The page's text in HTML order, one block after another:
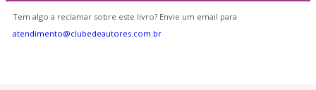
Tem algo a reclamar sobre este livro? Envie um email para
atendimento@clubedeautores.com.br